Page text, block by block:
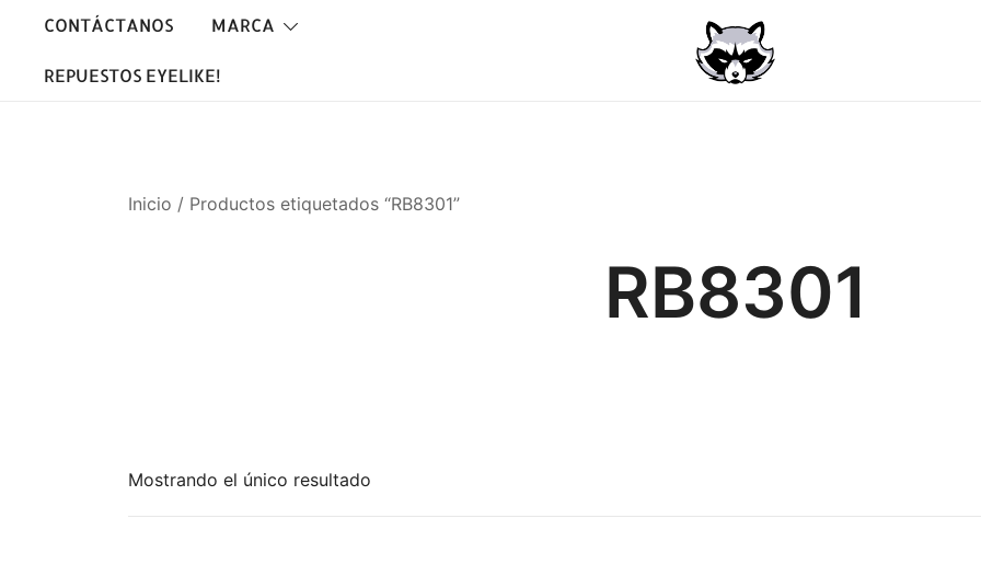
contenido
CONTÁCTANOS MARCA
REPUESTOS EYELIKE!
Inicio / Productos etiquetados “RB8301”
RB8301
Mostrando el único resultado